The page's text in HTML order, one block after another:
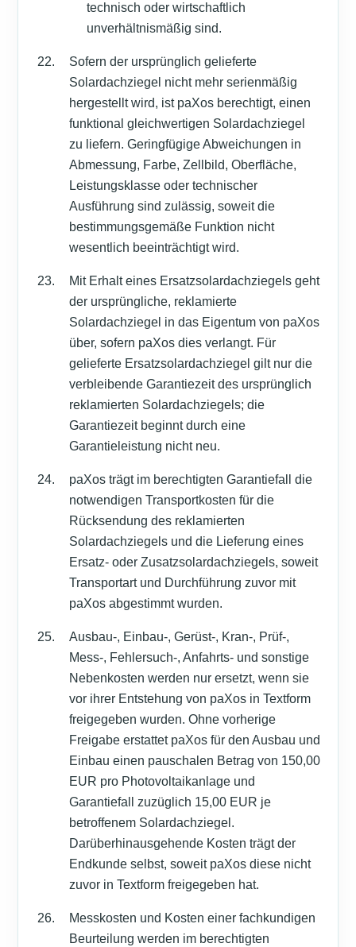
technisch oder wirtschaftlich
unverhältnismäßig sind.
Sofern der ursprünglich gelieferte
Solardachziegel nicht mehr serienmäßig
hergestellt wird, ist paXos berechtigt, einen
funktional gleichwertigen Solardachziegel
zu liefern. Geringfügige Abweichungen in
Abmessung, Farbe, Zellbild, Oberfläche,
Leistungsklasse oder technischer
Ausführung sind zulässig, soweit die
bestimmungsgemäße Funktion nicht
wesentlich beeinträchtigt wird.
Mit Erhalt eines Ersatzsolardachziegels geht
der ursprüngliche, reklamierte
Solardachziegel in das Eigentum von paXos
über, sofern paXos dies verlangt. Für
gelieferte Ersatzsolardachziegel gilt nur die
verbleibende Garantiezeit des ursprünglich
reklamierten Solardachziegels; die
Garantiezeit beginnt durch eine
Garantieleistung nicht neu.
paXos trägt im berechtigten Garantiefall die
notwendigen Transportkosten für die
Rücksendung des reklamierten
Solardachziegels und die Lieferung eines
Ersatz- oder Zusatzsolardachziegels, soweit
Transportart und Durchführung zuvor mit
paXos abgestimmt wurden.
Ausbau-, Einbau-, Gerüst-, Kran-, Prüf-,
Mess-, Fehlersuch-, Anfahrts- und sonstige
Nebenkosten werden nur ersetzt, wenn sie
vor ihrer Entstehung von paXos in Textform
freigegeben wurden. Ohne vorherige
Freigabe erstattet paXos für den Ausbau und
Einbau einen pauschalen Betrag von 150,00
EUR pro Photovoltaikanlage und
Garantiefall zuzüglich 15,00 EUR je
betroffenem Solardachziegel.
Darüberhinausgehende Kosten trägt der
Endkunde selbst, soweit paXos diese nicht
zuvor in Textform freigegeben hat.
Messkosten und Kosten einer fachkundigen
Beurteilung werden im berechtigten